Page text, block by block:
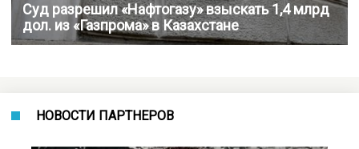
Суд разрешил «Нафтогазу» взыскать 1,4 млрд
дол. из «Газпрома» в Казахстане
НОВОСТИ ПАРТНЕРОВ